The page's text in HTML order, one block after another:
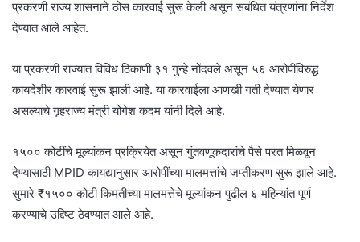
प्रकरणी राज्य शासनाने ठोस कारवाई सुरू केली असून संबंधित यंत्रणांना निर्देश
देण्यात आले आहेत.
या प्रकरणी राज्यात विविध ठिकाणी ३१ गुन्हे नोंदवले असून ५६ आरोपींविरुद्ध
कायदेशीर कारवाई सुरू झाली आहे. या कारवाईला आणखी गती देण्यात येणार
असल्याचे गृहराज्य मंत्री योगेश कदम यांनी दिले आहे.
१५०० कोटींचे मूल्यांकन प्रक्रियेत असून गुंतवणूकदारांचे पैसे परत मिळवून
देण्यासाठी MPID कायद्यानुसार आरोपींच्या मालमत्तांचे जप्तीकरण सुरू झाले आहे.
सुमारे ₹१५०० कोटी किमतीच्या मालमत्तेचे मूल्यांकन पुढील ६ महिन्यांत पूर्ण
करण्याचे उद्दिष्ट ठेवण्यात आले आहे.